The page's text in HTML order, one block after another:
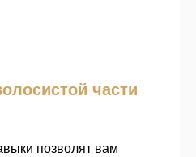
части
позволят вам